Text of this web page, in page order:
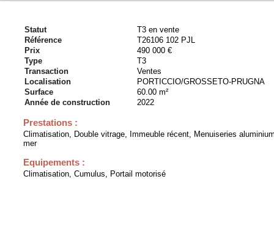
Statut
T3 en vente
Référence
T26106 102 PJL
Prix
490 000 €
Type
T3
Transaction
Ventes
Localisation
PORTICCIO/GROSSETO-PRUGNA
Surface
60.00 m²
Année de construction
2022
Prestations :
Climatisation, Double vitrage, Immeuble récent, Menuiseries
mer
Equipements :
Climatisation, Cumulus, Portail motorisé